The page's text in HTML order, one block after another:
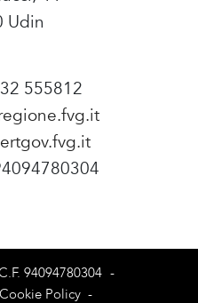
Udin
555812
94094780304 -
Cookie Policy -